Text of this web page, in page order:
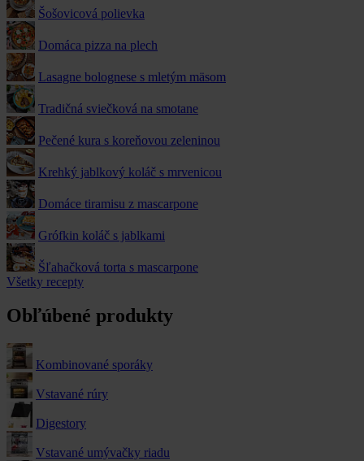
Šošovicová polievka
Domáca pizza na plech
Lasagne bolognese s mletým mäsom
Tradičná sviečková na smotane
Pečené kura s koreňovou zeleninou
Krehký jablkový koláč s mrvenicou
Domáce tiramisu z mascarpone
Grófkin koláč s jablkami
Šľahačková torta s mascarpone
Všetky recepty
Obľúbené produkty
Kombinované sporáky
Vstavané rúry
Digestory
Vstavané umývačky riadu